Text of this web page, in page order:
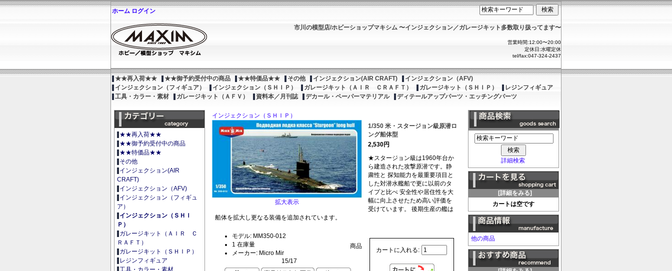
ホーム ログイン
市川の模型店/ホビーショップマキシム 〜インジェクション／ガレージキット多数取り扱ってます〜
営業時間:12:00〜20:00
定休日:水曜定休
tel/fax:047-324-2437
★★再入荷★★ ★★御予約受付中の商品 ★★特価品★★ その他 インジェクション(AIR CRAFT)
インジェクション（AFV)
インジェクション（フィギュア）
インジェクション（ＳＨＩＰ） ガレージキット（ＡＩＲ ＣＲＡＦＴ） ガレージキット（ＳＨＩＰ）
レジンフィギュア
工具・カラー・素材
ガレージキット（ＡＦＶ） 資料本／月刊誌 デカール・ペーパーマテリアル ディテールアップパーツ・エッチングパーツ
★★再入荷★★
★★御予約受付中の商品
★★特価品★★
その他
インジェクション(AIR
CRAFT)
インジェクション（AFV)
インジェクション（フィギュ
ア）
インジェクション（ＳＨＩ
Ｐ）
ガレージキット（ＡＩＲ Ｃ
ＲＡＦＴ）
ガレージキット（ＳＨＩＰ）
レジンフィギュア
インジェクション（ＳＨＩＰ）
拡大表示
1/350 米・スタージョン級原潜ロ
ング船体型
2,530円
★スタージョン級は1960年台か
ら建造された攻撃原潜です。静
粛性と 探知能力を最重要項目と
した対潜水艦船で更に以前のタ
イプと比べ 安全性や居住性を大
幅に向上させたため高い評価を
受けています。 後期生産の艦は
船体を拡大し更なる装備を追加されています。
カートに入れる:
モデル: MM350-012
1 在庫量
メーカー: Micro Mir
商品
15/17
詳細検索
[詳細をみる]
カートは空です
他の商品